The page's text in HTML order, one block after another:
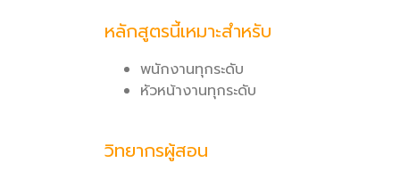
หลักสูตรนี้เหมาะสำหรับ
พนักงานทุกระดับ
หัวหน้างานทุกระดับ
วิทยากรผู้สอน